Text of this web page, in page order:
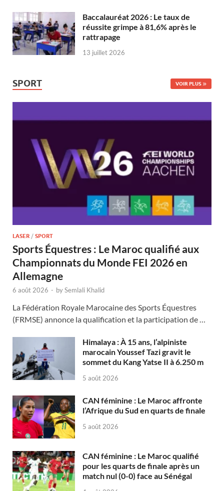
Baccalauréat 2026 : Le taux de
réussite grimpe à 81,6% après le
rattrapage
13 juillet 2026
SPORT VOIR PLUS
LASER / SPORT
Sports Équestres : Le Maroc qualifié aux
Championnats du Monde FEI 2026 en
Allemagne
6 août 2026 - bySemlali Khalid
La Fédération Royale Marocaine des Sports Équestres
(FRMSE) annonce la qualification et la participation de …
Himalaya : À 15 ans, l’alpiniste
marocain Youssef Tazi gravit le
sommet du Kang Yatse II à 6.250 m
5 août 2026
CAN féminine : Le Maroc affronte
l’Afrique du Sud en quarts de finale
5 août 2026
CAN féminine : Le Maroc qualifié
pour les quarts de finale après un
match nul (0-0) face au Sénégal